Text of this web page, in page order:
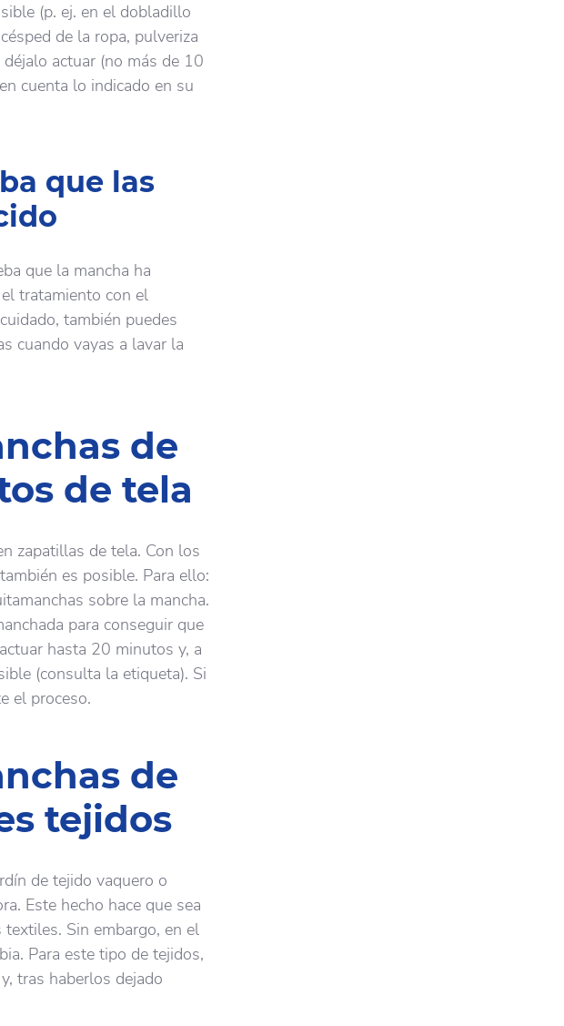
(p. ej. en el dobladillo
de la ropa, pulveriza
actuar (no más de 10
cuenta lo indicado en su
que las
que la mancha ha
tratamiento con el
también puedes
cuando vayas a lavar la
de
de tela
zapatillas de tela. Con los
es posible. Para ello:
sobre la mancha.
para conseguir que
hasta 20 minutos y, a
(consulta la etiqueta). Si
el proceso.
de
tejidos
de tejido vaquero o
Este hecho hace que sea
Sin embargo, en el
Para este tipo de tejidos,
tras haberlos dejado